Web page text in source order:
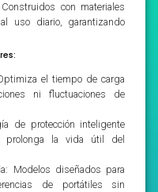
con materiales
uso diario, garantizando
el tiempo de carga
ni fluctuaciones de
de protección inteligente
prolonga la vida útil del
Modelos diseñados para
de portátiles sin